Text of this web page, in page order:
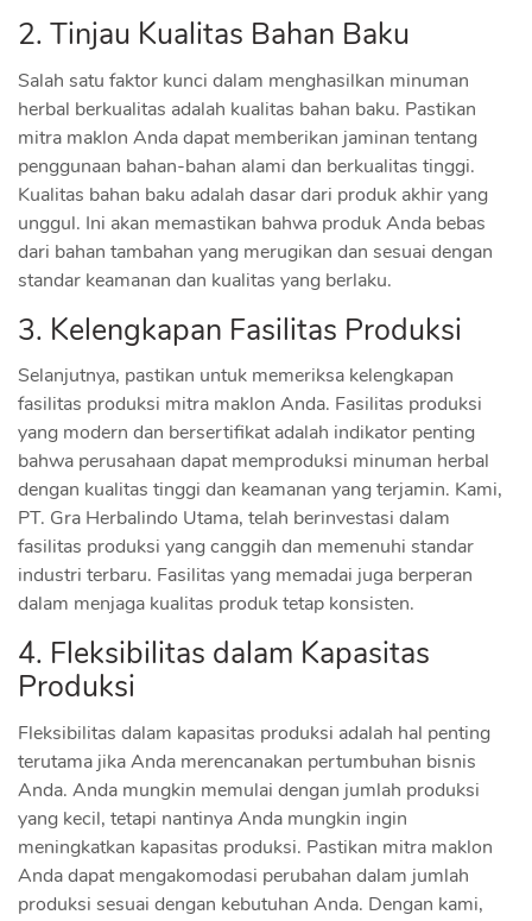
2. Tinjau Kualitas Bahan Baku
Salah satu faktor kunci dalam menghasilkan minuman
herbal berkualitas adalah kualitas bahan baku. Pastikan
mitra maklon Anda dapat memberikan jaminan tentang
penggunaan bahan-bahan alami dan berkualitas tinggi.
Kualitas bahan baku adalah dasar dari produk akhir yang
unggul. Ini akan memastikan bahwa produk Anda bebas
dari bahan tambahan yang merugikan dan sesuai dengan
standar keamanan dan kualitas yang berlaku.
3. Kelengkapan Fasilitas Produksi
Selanjutnya, pastikan untuk memeriksa kelengkapan
fasilitas produksi mitra maklon Anda. Fasilitas produksi
yang modern dan bersertifikat adalah indikator penting
bahwa perusahaan dapat memproduksi minuman herbal
dengan kualitas tinggi dan keamanan yang terjamin. Kami,
PT. Gra Herbalindo Utama, telah berinvestasi dalam
fasilitas produksi yang canggih dan memenuhi standar
industri terbaru. Fasilitas yang memadai juga berperan
dalam menjaga kualitas produk tetap konsisten.
4. Fleksibilitas dalam Kapasitas
Produksi
Fleksibilitas dalam kapasitas produksi adalah hal penting
terutama jika Anda merencanakan pertumbuhan bisnis
Anda. Anda mungkin memulai dengan jumlah produksi
yang kecil, tetapi nantinya Anda mungkin ingin
meningkatkan kapasitas produksi. Pastikan mitra maklon
Anda dapat mengakomodasi perubahan dalam jumlah
produksi sesuai dengan kebutuhan Anda. Dengan kami,